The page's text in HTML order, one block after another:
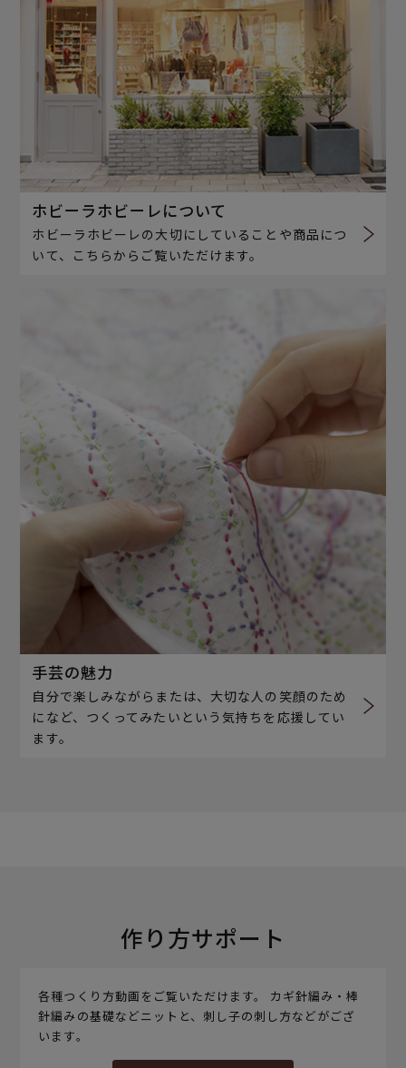
ホビーラホビーレについて
ホビーラホビーレの大切にしていることや商品につ
いて、こちらからご覧いただけます。
手芸の魅力
自分で楽しみながらまたは、大切な人の笑顔のため
になど、つくってみたいという気持ちを応援してい
ます。
作り方サポート
各種つくり方動画をご覧いただけます。 カギ針編み・棒
針編みの基礎などニットと、刺し子の刺し方などがござ
います。